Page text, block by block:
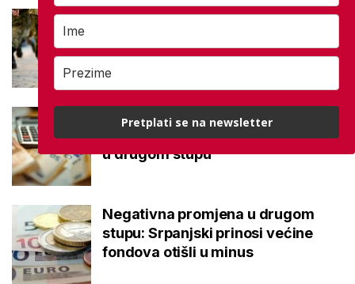
Mirovine branitelja: Dijele se u
140.000 umirovljenika
Što je MIREX i kako se računa?
Važna brojka za kategoriju štednje
u drugom stupu
Negativna promjena u drugom
stupu: Srpanjski prinosi većine
fondova otišli u minus
Pretplati se na newsletter